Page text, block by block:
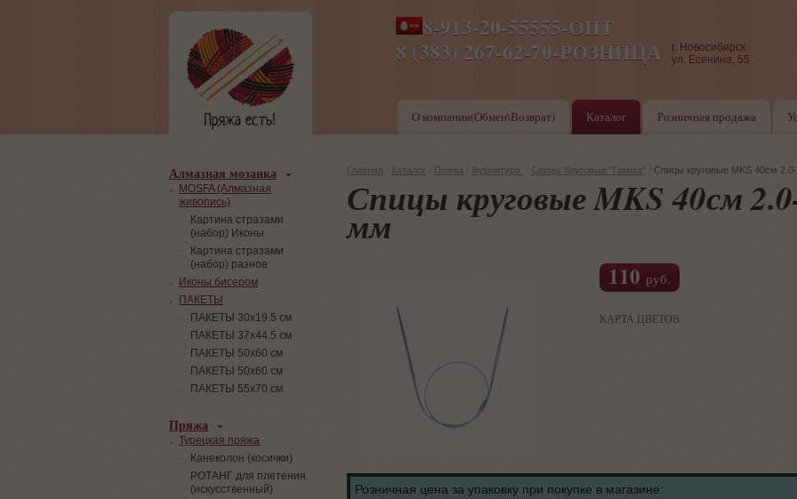
8-913-20-55555-ОПТ
8 (383) 267-62-70-РОЗНИЦА
ПН-ПТ 8-17,СБ-ВС 9-17
г. Новосибирск
ул. Есенина, 55
О компании(Обмен\Возврат) Каталог Розничная продажа
Главная Каталог Пряжа Фурнитура Спицы Круговые "Гамма" Спицы круговые MKS 40см
Спицы круговые MKS 40см
мм
110 руб.
КАРТА ЦВЕТОВ
Розничная цена за упаковку при покупке в магазине:
Алмазная мозаика
MOSFA (Алмазная
живопись)
Картина стразами
(набор) Иконы
Картина стразами
(набор) разное
Иконы бисером
ПАКЕТЫ
ПАКЕТЫ 30х19.5 см
ПАКЕТЫ 37х44.5 см
ПАКЕТЫ 50х60 см
ПАКЕТЫ 50х60 см
ПАКЕТЫ 55х70 см
Пряжа
Турецкая пряжа
Канеколон (косички)
РОТАНГ для плетения
(искусственный)